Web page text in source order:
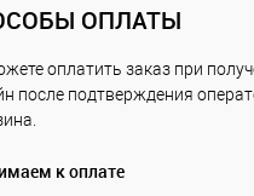
ОПЛАТЫ
оплатить заказ при
после подтверждения
к оплате